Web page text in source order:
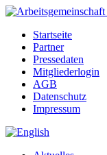
Startseite
Partner
Pressedaten
Mitgliederlogin
AGB
Datenschutz
Impressum